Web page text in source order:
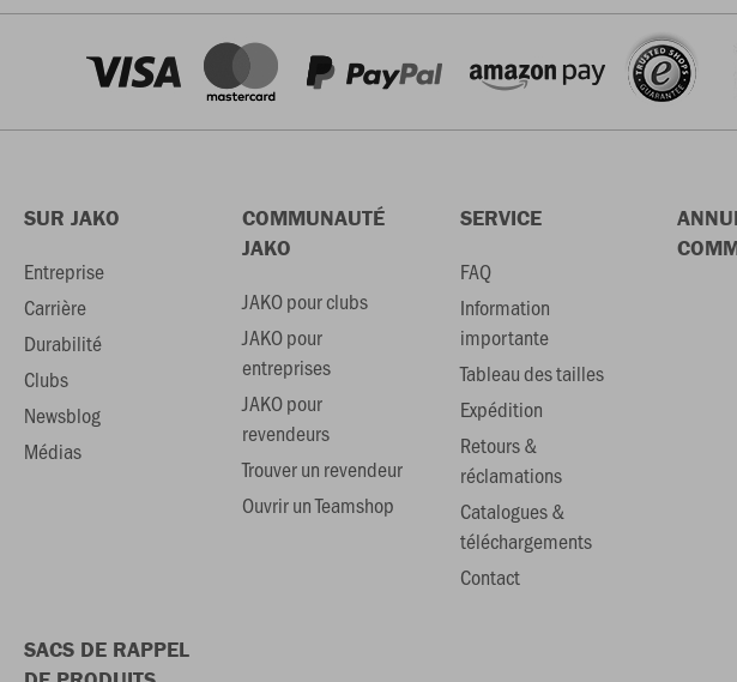
SUR JAKO
Entreprise
Carrière
Durabilité
Clubs
Newsblog
Médias
COMMUNAUTÉ
JAKO
JAKO pour clubs
JAKO pour
entreprises
JAKO pour
revendeurs
Trouver un revendeur
Ouvrir un Teamshop
SERVICE
FAQ
Information
importante
Tableau des tailles
Expédition
Retours &
réclamations
Catalogues &
téléchargements
Contact
SACS DE RAPPEL